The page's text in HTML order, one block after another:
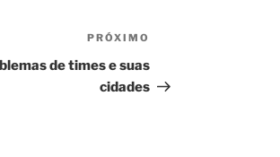
post
PRÓXIMO
de times e suas
cidades